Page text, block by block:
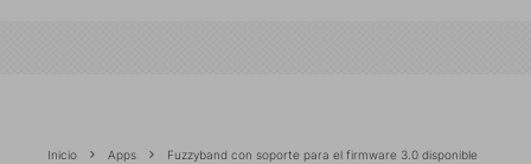
Inicio Apps Fuzzyband con soporte para el firmware 3.0 disponible